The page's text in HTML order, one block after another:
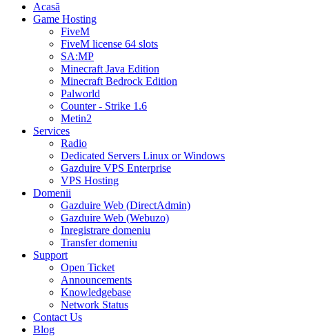
Acasă
Game Hosting
FiveM
FiveM license 64 slots
SA:MP
Minecraft Java Edition
Minecraft Bedrock Edition
Palworld
Counter - Strike 1.6
Metin2
Services
Radio
Dedicated Servers Linux or Windows
Gazduire VPS Enterprise
VPS Hosting
Domenii
Gazduire Web (DirectAdmin)
Gazduire Web (Webuzo)
Inregistrare domeniu
Transfer domeniu
Support
Open Ticket
Announcements
Knowledgebase
Network Status
Contact Us
Blog